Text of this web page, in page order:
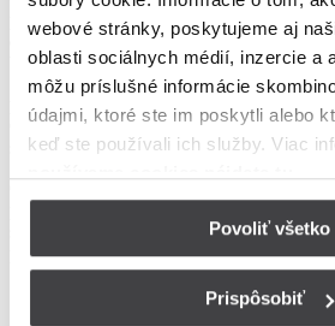
webové stránky, poskytujeme aj
oblasti sociálnych médií, inzercie a
môžu príslušné informácie
údajmi, ktoré ste im poskytli alebo
keď ste používali ich služby. Viac
Povoliť všetko
Prispôsobiť
podmienkach neupravené sa riadia
dostupných služieb, vrátane všetkých jej
Všeobecných obchodných
podmienok na poskytovanie verejne
Osobitných podmienok, Tarify UPC
služieb a iných platieb.
sú uvedené vrátane DPH podľa aktuálne
predpisov.